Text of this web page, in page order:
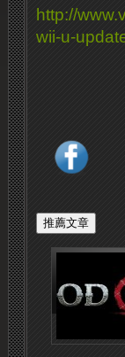
http://
wii-u-